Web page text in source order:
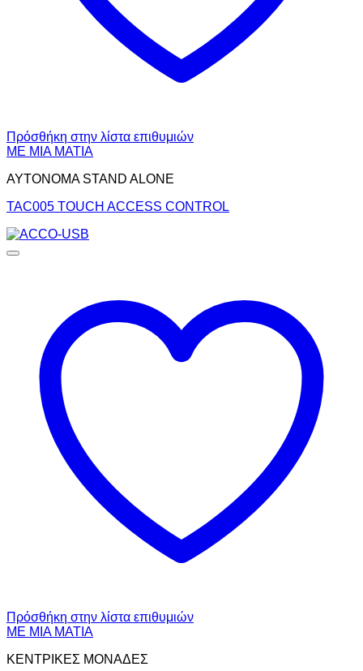
Πρόσθήκη στην λίστα επιθυμιών
ΜΕ ΜΙΑ ΜΑΤΙΑ
ΑΥΤΟΝΟΜΑ STAND ALONE
TAC005 TOUCH ACCESS CONTROL
Πρόσθήκη στην λίστα επιθυμιών
ΜΕ ΜΙΑ ΜΑΤΙΑ
ΚΕΝΤΡΙΚΕΣ ΜΟΝΑΔΕΣ